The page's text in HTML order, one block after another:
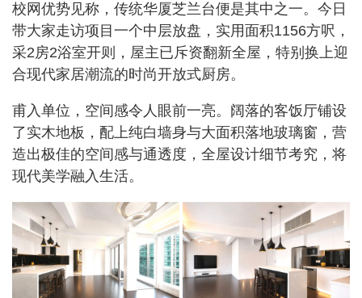
校网优势见称，传统华厦芝兰台便是其中之一。今日
带大家走访项目一个中层放盘，实用面积1156方呎，
采2房2浴室开则，屋主已斥资翻新全屋，特别换上迎
合现代家居潮流的时尚开放式厨房。
甫入单位，空间感令人眼前一亮。阔落的客饭厅铺设
了实木地板，配上纯白墙身与大面积落地玻璃窗，营
造出极佳的空间感与通透度，全屋设计细节考究，将
现代美学融入生活。